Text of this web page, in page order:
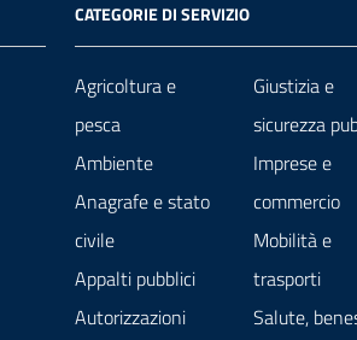
CATEGORIE DI SERVIZIO
Agricoltura e
pesca
Ambiente
Anagrafe e stato
civile
Appalti pubblici
Autorizzazioni
Giustizia e
sicurezza
Imprese e
commercio
Mobilità e
trasporti
Salute,